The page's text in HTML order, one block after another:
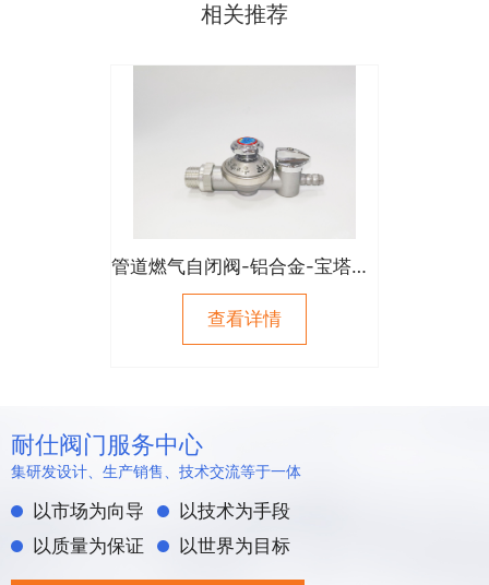
相关推荐
管道燃气自闭阀-铝合金-宝塔式（进口外螺纹）
查看详情
耐仕阀门服务中心
集研发设计、生产销售、技术交流等于一体
以市场为向导
以技术为手段
以质量为保证
以世界为目标